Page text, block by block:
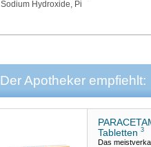
Sodium Hydroxide, Pi
Der Apotheker empfiehlt:
Tabletten3
Das